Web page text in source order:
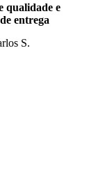
qualidade e
entrega
S.